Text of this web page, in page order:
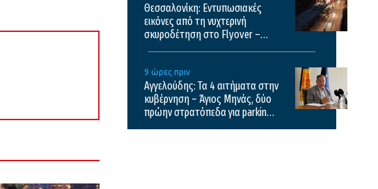
Θεσσαλονίκη: Εντυπωσιακές
εικόνες από τη νυχτερινή
σκυροδέτηση στο Flyover –
9 ώρες πριν
Αγγελούδης: Τα 4 αιτήματα στην
κυβέρνηση – Άγιος Μηνάς, δύο
πρώην στρατόπεδα για parking,